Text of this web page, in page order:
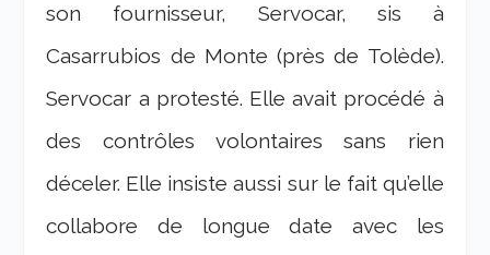
son fournisseur, Servocar, sis à
Casarrubios de Monte (près de Tolède).
Servocar a protesté. Elle avait procédé à
des contrôles volontaires sans rien
déceler. Elle insiste aussi sur le fait qu’elle
collabore de longue date avec les